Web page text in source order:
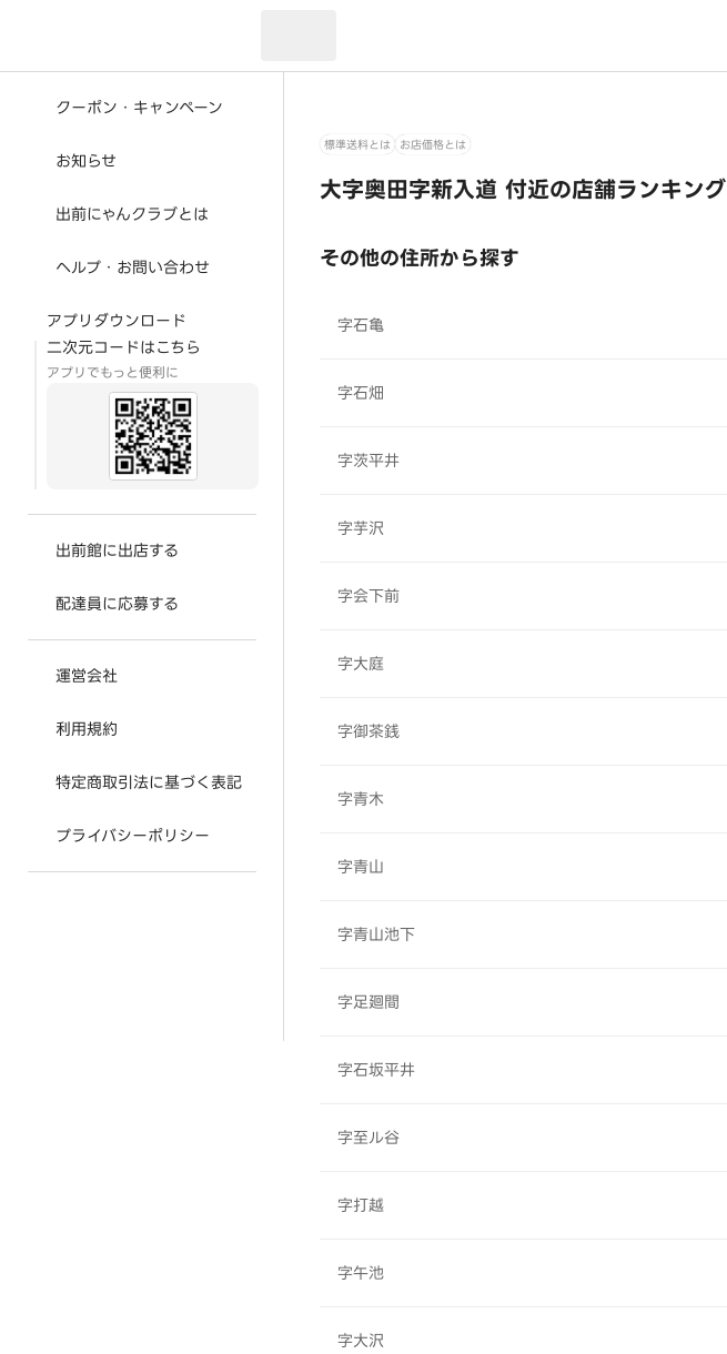
クーポン・キャンペーン
お知らせ
出前にゃんクラブとは
ヘルプ・お問い合わせ
アプリダウンロード
二次元コードはこちら
アプリでもっと便利に
出前館に出店する
配達員に応募する
運営会社
利用規約
特定商取引法に基づく表記
プライバシーポリシー
標準送料とは お店価格とは
大字奥田字新入道 付近の店舗ランキング
その他の住所から探す
字石亀
字石畑
字茨平井
字芋沢
字会下前
字大庭
字御茶銭
字青木
字青山
字青山池下
字足廻間
字石坂平井
字至ル谷
字打越
字午池
字大沢